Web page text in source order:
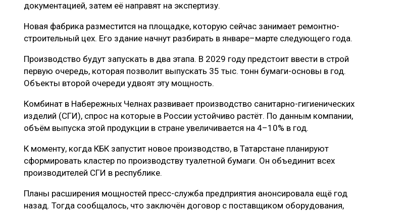
документацией, затем её направят на экспертизу.
Новая фабрика разместится на площадке, которую сейчас занимает ремонтно-
строительный цех. Его здание начнут разбирать в январе–марте следующего года.
Производство будут запускать в два этапа. В 2029 году предстоит ввести в строй
первую очередь, которая позволит выпускать 35 тыс. тонн бумаги-основы в год.
Объекты второй очереди удвоят эту мощность.
Комбинат в Набережных Челнах развивает производство санитарно-гигиенических
изделий (СГИ), спрос на которые в России устойчиво растёт. По данным компании,
объём выпуска этой продукции в стране увеличивается на 4–10% в год.
К моменту, когда КБК запустит новое производство, в Татарстане планируют
сформировать кластер по производству туалетной бумаги. Он объединит всех
производителей СГИ в республике.
Планы расширения мощностей пресс-служба предприятия анонсировала ещё год
назад. Тогда сообщалось, что заключён договор с поставщиком оборудования,